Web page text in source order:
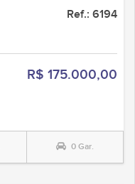
Ref.: 6194
R$ 175.000,00
0 Gar.